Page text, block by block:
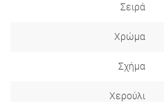
Σειρά
Χρώμα
Σχήμα
Χερούλι